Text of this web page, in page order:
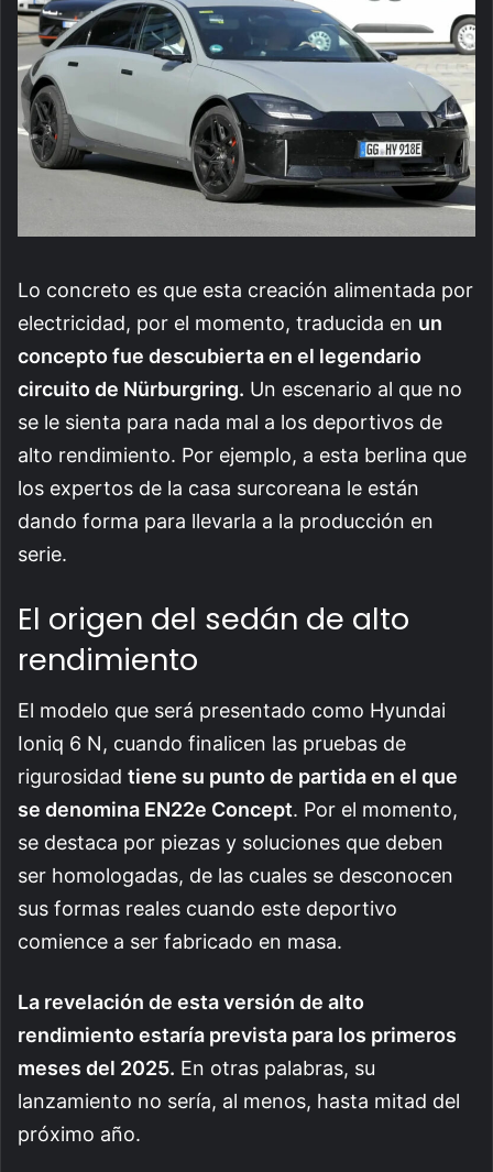
Lo concreto es que esta creación alimentada por
electricidad, por el momento, traducida en un
concepto fue descubierta en el legendario
circuito de Nürburgring. Un escenario al que no
se le sienta para nada mal a los deportivos de
alto rendimiento. Por ejemplo, a esta berlina que
los expertos de la casa surcoreana le están
dando forma para llevarla a la producción en
serie.
El origen del sedán de alto
rendimiento
El modelo que será presentado como Hyundai
Ioniq 6 N, cuando finalicen las pruebas de
rigurosidad tiene su punto de partida en el que
se denomina EN22e Concept. Por el momento,
se destaca por piezas y soluciones que deben
ser homologadas, de las cuales se desconocen
sus formas reales cuando este deportivo
comience a ser fabricado en masa.
La revelación de esta versión de alto
rendimiento estaría prevista para los primeros
meses del 2025. En otras palabras, su
lanzamiento no sería, al menos, hasta mitad del
próximo año.